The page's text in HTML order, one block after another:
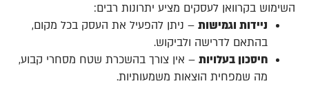
השימוש בקרוואן לעסקים מציע יתרונות רבים:
ניידות וגמישות – ניתן להפעיל את העסק בכל מקום,
בהתאם לדרישה ולביקוש.
חיסכון בעלויות – אין צורך בהשכרת שטח מסחרי קבוע,
מה שמפחית הוצאות משמעותיות.